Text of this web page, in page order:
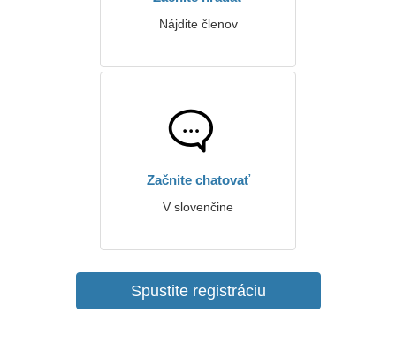
Nájdite členov
Začnite chatovať
V slovenčine
Spustite registráciu